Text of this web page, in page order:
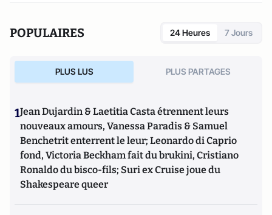
POPULAIRES 24 Heures 7 Jours
PLUS LUS PLUS PARTAGES
1Jean Dujardin & Laetitia Casta étrennent leurs
nouveaux amours, Vanessa Paradis & Samuel
Benchetrit enterrent le leur; Leonardo di Caprio
fond, Victoria Beckham fait du brukini, Cristiano
Ronaldo du bisco-fils; Suri ex Cruise joue du
Shakespeare queer